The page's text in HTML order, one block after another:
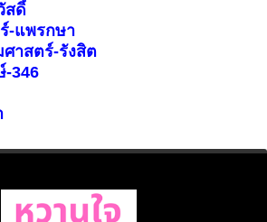
สดิ์
-แพรกษา
ศาสตร์-รังสิต
-346